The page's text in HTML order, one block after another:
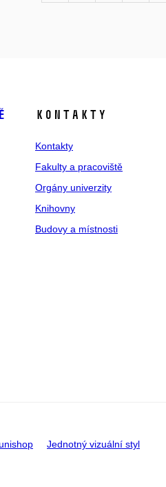
Kontakty
Kontakty
Fakulty a pracoviště
Orgány univerzity
Knihovny
Budovy a místnosti
Jednotný vizuální styl